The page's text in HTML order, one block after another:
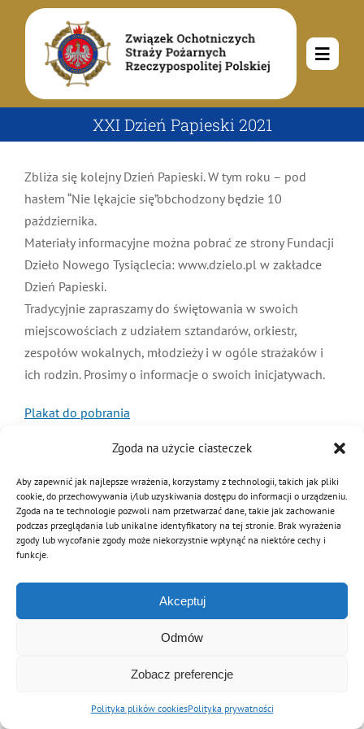
Zgoda na użycie ciasteczek
Aby zapewnić jak najlepsze wrażenia, korzystamy z technologii, takich jak pliki
cookie, do przechowywania i/lub uzyskiwania dostępu do informacji o urządzeniu.
Zgoda na te technologie pozwoli nam przetwarzać dane, takie jak zachowanie
podczas przeglądania lub unikalne identyfikatory na tej stronie. Brak wyrażenia
zgody lub wycofanie zgody może niekorzystnie wpłynąć na niektóre cechy i
funkcje.
Akceptuj
Odmów
Zobacz preferencje
Polityka plików cookiesPolityka prywatności
Przejdź
zawartości
Toggle
Misja i cele
Rodowód
Władze
Dokumenty
Aktualności
Kalendarz wydarzeń
Ogłoszenia
Ochotnicze Straże Pożarne
Działalność
Dzieci i młodzież
PNWM
Floriany
Historia
Kontakt
Poradnik
Sklep
XXI Dzień Papieski 2021
Zbliża się kolejny Dzień Papieski. W tym roku – pod
hasłem “Nie lękajcie się”obchodzony będzie 10
października.
Materiały informacyjne można pobrać ze strony Fundacji
Dzieło Nowego Tysiąclecia: www.dzielo.pl w zakładce
Dzień Papieski.
Tradycyjnie zapraszamy do świętowania w swoich
miejscowościach z udziałem sztandarów, orkiestr,
zespołów wokalnych, młodzieży i w ogóle strażaków i
ich rodzin. Prosimy o informacje o swoich inicjatywach.
Plakat do pobrania
© Copyright 2012 - 2026 | Związek OSP RP